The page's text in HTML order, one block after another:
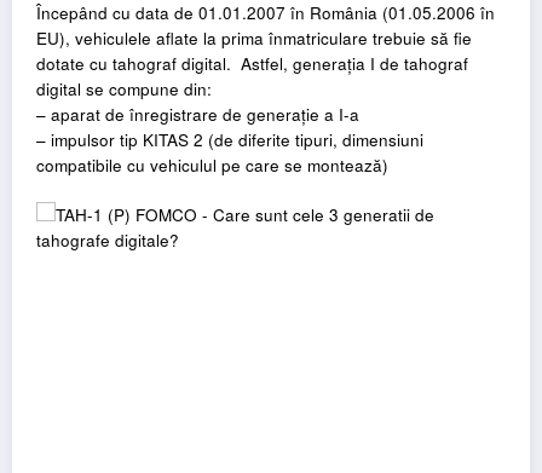
Începând cu data de 01.01.2007 în România (01.05.2006 în
EU), vehiculele aflate la prima înmatriculare trebuie să fie
dotate cu tahograf digital. Astfel, generația I de tahograf
digital se compune din:
– aparat de înregistrare de generație a I-a
– impulsor tip KITAS 2 (de diferite tipuri, dimensiuni
compatibile cu vehiculul pe care se montează)